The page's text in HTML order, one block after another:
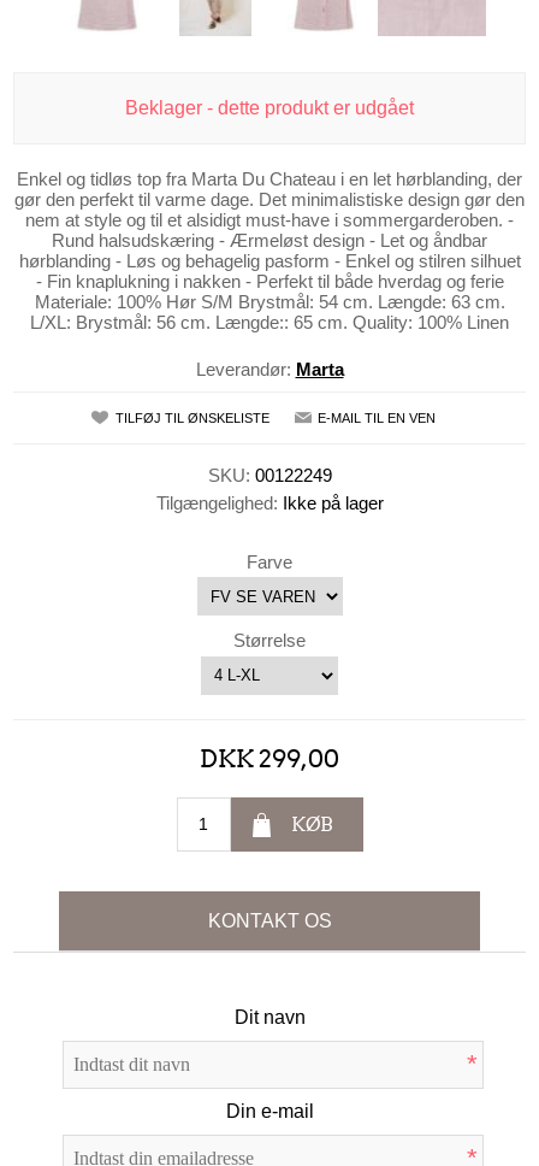
Beklager - dette produkt er udgået
Enkel og tidløs top fra Marta Du Chateau i en let hørblanding, der
gør den perfekt til varme dage. Det minimalistiske design gør den
nem at style og til et alsidigt must-have i sommergarderoben. -
Rund halsudskæring - Ærmeløst design - Let og åndbar
hørblanding - Løs og behagelig pasform - Enkel og stilren silhuet
- Fin knaplukning i nakken - Perfekt til både hverdag og ferie
Materiale: 100% Hør S/M Brystmål: 54 cm. Længde: 63 cm.
L/XL: Brystmål: 56 cm. Længde:: 65 cm. Quality: 100% Linen
Leverandør: Marta
TILFØJ TIL ØNSKELISTE E-MAIL TIL EN VEN
SKU: 00122249
Tilgængelighed: Ikke på lager
Farve
Størrelse
DKK 299,00
KØB
KONTAKT OS
Dit navn
*
Din e-mail
*